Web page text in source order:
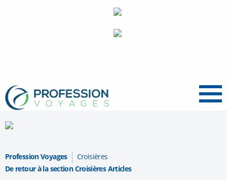
Menu
Profession Voyages
Croisières
De retour à la section Croisières Articles